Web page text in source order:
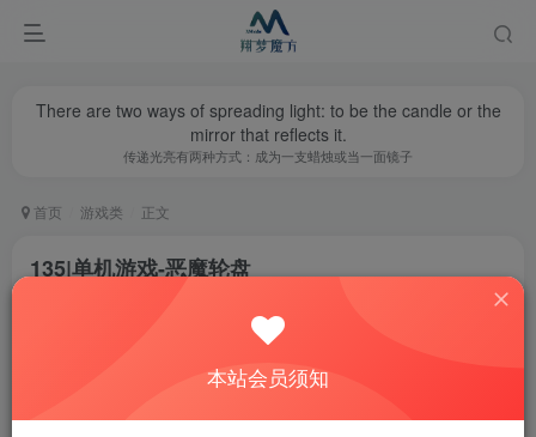
There are two ways of spreading light: to be the candle or the
mirror that reflects it.
传递光亮有两种方式：成为一支蜡烛或当一面镜子
首页 游戏类 正文
135|单机游戏-恶魔轮盘
本站会员须知